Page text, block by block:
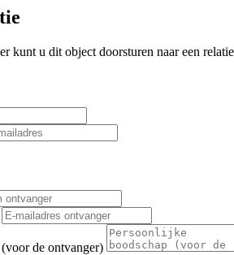
kunt u dit object doorsturen naar een
de ontvanger)